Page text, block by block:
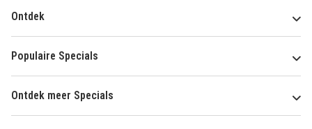
Ontdek
Populaire Specials
Ontdek meer Specials